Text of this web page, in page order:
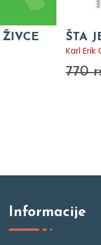
ŠTA
Karl Erik
770
Informacije